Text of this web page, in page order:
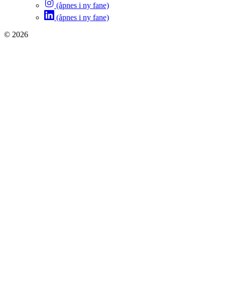
(åpnes i ny fane)
(åpnes i ny fane)
© 2026